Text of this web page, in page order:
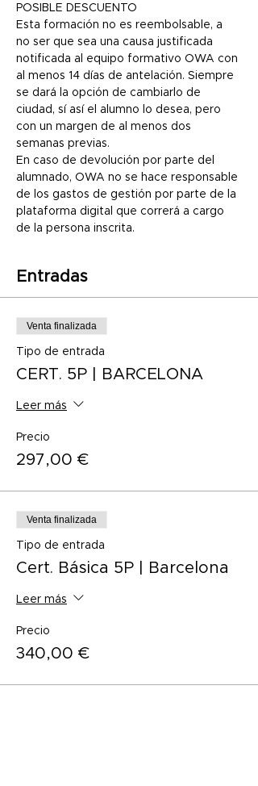
POSIBLE DESCUENTO
Esta formación no es reembolsable, a
no ser que sea una causa justificada
notificada al equipo formativo OWA con
al menos 14 días de antelación. Siempre
se dará la opción de cambiarlo de
ciudad, sí así el alumno lo desea, pero
con un margen de al menos dos
semanas previas.
En caso de devolución por parte del
alumnado, OWA no se hace responsable
de los gastos de gestión por parte de la
plataforma digital que correrá a cargo
de la persona inscrita.
Entradas
Venta finalizada
Tipo de entrada
CERT. 5P | BARCELONA
Leer más
Precio
297,00 €
Venta finalizada
Tipo de entrada
Cert. Básica 5P | Barcelona
Leer más
Precio
340,00 €